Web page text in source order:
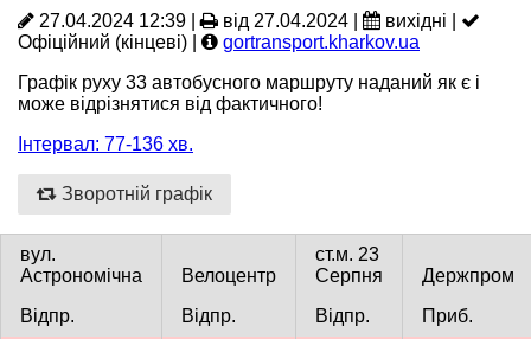
27.04.2024 12:39 | від 27.04.2024 |
вихідні |
Офіційний (кінцеві) |
gortransport.kharkov.ua
Графік руху 33 автобусного маршруту наданий як є і
може відрізнятися від фактичного!
Інтервал: 77-136 хв.
Зворотній графік
вул.
Астрономічна
Велоцентр
ст.м. 23
Серпня
Держпром
Відпр.
Відпр. Відпр.
Приб.